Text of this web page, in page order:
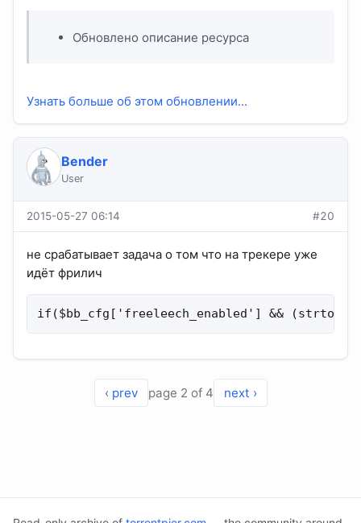
Обновлено описание ресурса
Узнать больше об этом обновлении...
Bender
User
2015-05-27 06:14 #20
не срабатывает задача о том что на трекере уже
идёт фрилич
if($bb_cfg['freeleech_enabled'] &&
‹ prev page 2 of 4 next ›